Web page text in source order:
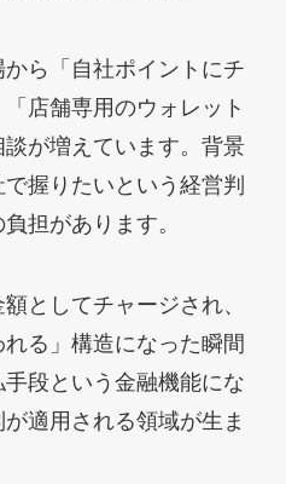
ら「自社ポイントにチ
店舗専用のウォレット
が増えています。背景
握りたいという経営判
担があります。
としてチャージされ、
る」構造になった瞬間
段という金融機能にな
適用される領域が生ま